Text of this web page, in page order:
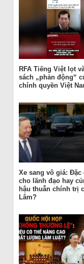
RFA Tiếng Việt lọt
sách „phản động“
chính quyền Việt
Xe sang vô giá: Đặc
cho lãnh đạo hay
hậu thuẫn chính trị
Lâm?